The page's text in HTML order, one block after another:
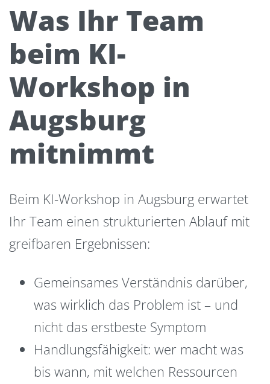
Was Ihr Team
beim KI-
Workshop in
Augsburg
mitnimmt
Beim KI-Workshop in Augsburg erwartet
Ihr Team einen strukturierten Ablauf mit
greifbaren Ergebnissen:
Gemeinsames Verständnis darüber,
was wirklich das Problem ist – und
nicht das erstbeste Symptom
Handlungsfähigkeit: wer macht was
bis wann, mit welchen Ressourcen